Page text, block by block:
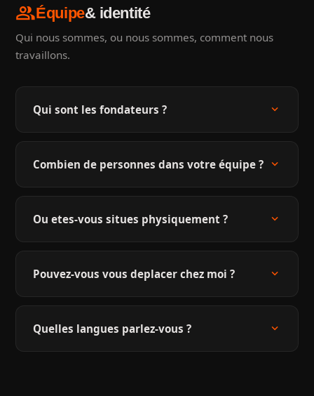
groupÉquipe& identité
Qui nous sommes, ou nous sommes, comment nous
travaillons.
Qui sont les fondateurs ? expand_more
Combien de personnes dans votre équipe ? expand_more
Ou etes-vous situes physiquement ? expand_more
Pouvez-vous vous deplacer chez moi ? expand_more
Quelles langues parlez-vous ? expand_more